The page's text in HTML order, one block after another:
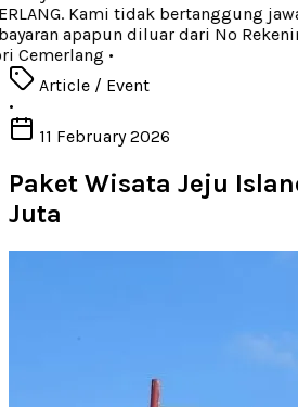
Kami tidak bertanggung
apapun diluar dari No
Cemerlang•
Article / Event
•
11 February 2026
Paket Wisata Jeju
Juta